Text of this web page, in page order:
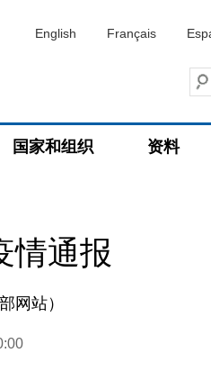
English Français
国家和组织 资料
情通报
网站）